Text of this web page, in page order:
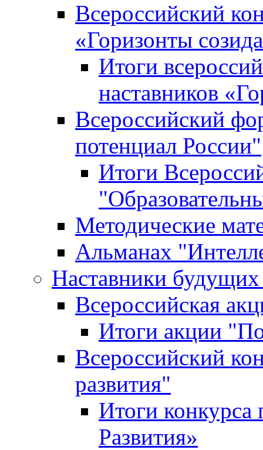
Всероссийский
«Горизонты
Итоги
наставников
Всероссийский
потенциал России"
Итоги
Методические
Альманах
Наставники
Всероссийская
Итоги акции
Всероссийский
развития"
Итоги конкурса
Развития»